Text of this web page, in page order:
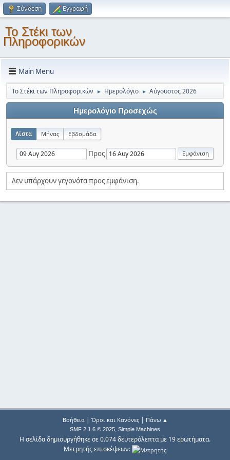
Σύνδεση Εγγραφή
Το Στέκι των
Πληροφορικών
Main Menu
Το Στέκι των Πληροφορικών ► Ημερολόγιο ► Αύγουστος 2026
Ημερολόγιο Προσεχώς
Λίστα Μήνας Εβδομάδα
Προς
Δεν υπάρχουν γεγονότα προς εμφάνιση.
Βοήθεια| Όροι και Κανόνες| Πάνω ▲
SMF 2.1.6 © 2025, Simple Machines
Η σελίδα δημιουργήθηκε σε 0.074 δευτερόλεπτα με 19 ερωτήματα.
Μετρητής επισκέψεων: